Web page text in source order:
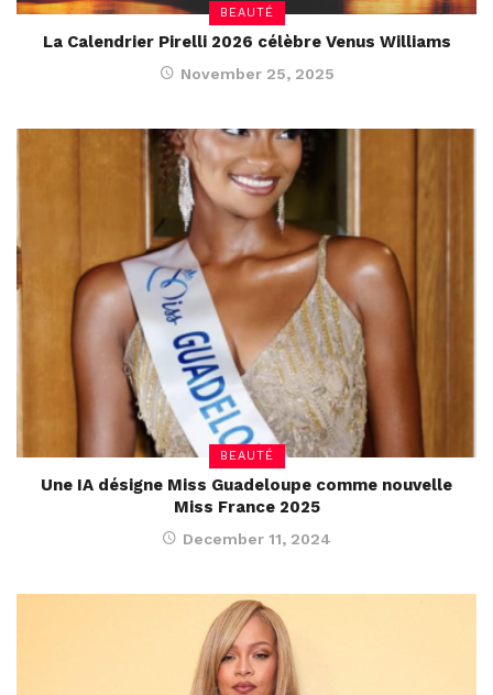
BEAUTÉ
La Calendrier Pirelli 2026 célèbre Venus Williams
November 25, 2025
BEAUTÉ
Une IA désigne Miss Guadeloupe comme nouvelle
Miss France 2025
December 11, 2024